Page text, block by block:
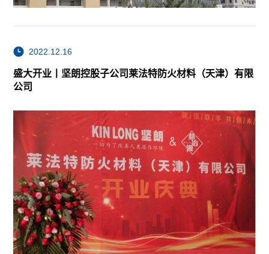
2022.12.16
盛大开业丨坚朗控股子公司莱法特防火材料（天津）有限
公司